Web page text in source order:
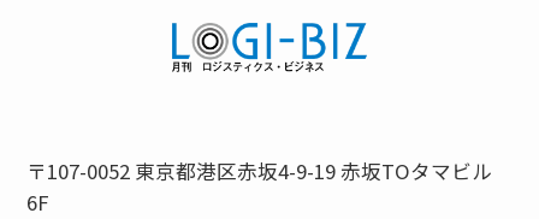
〒107-0052 東京都港区赤坂4-9-19 赤坂TOタマビル
6F